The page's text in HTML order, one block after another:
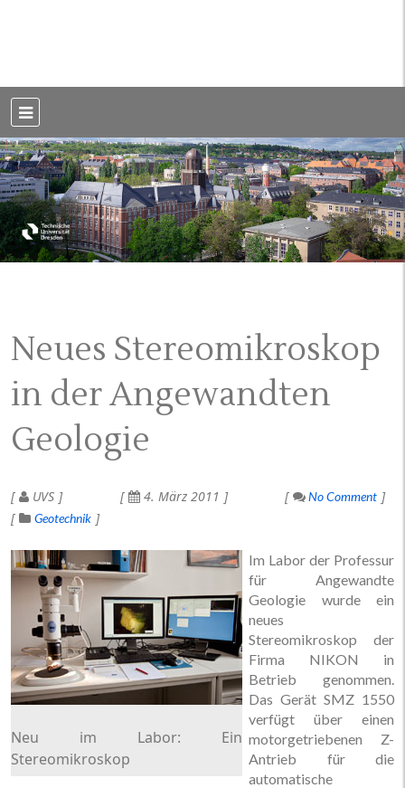
Dresden
Neues Stereomikroskop
in der Angewandten
Geologie
UVS 4. März 2011
No Comment
Geotechnik
Neu im Labor: Ein
Stereomikroskop
Im Labor der Professur
für Angewandte
Geologie wurde ein
neues
Stereomikroskop der
Firma NIKON in
Betrieb genommen.
Das Gerät SMZ 1550
verfügt über einen
motorgetriebenen Z-
Antrieb für die
automatische